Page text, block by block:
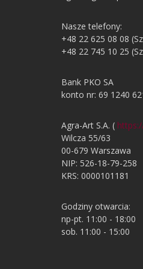
Nasze telefony:
+48 22 625 08 08
+48 22 745 10 25
Bank PKO SA
konto nr: 69 1240
Agra-Art S.A. (
Wilcza 55/63
00-679 Warszawa
NIP: 526-18-79-258
KRS: 0000101181
Godziny otwarcia:
np-pt. 11:00 - 18:00
sob. 11:00 - 15:00